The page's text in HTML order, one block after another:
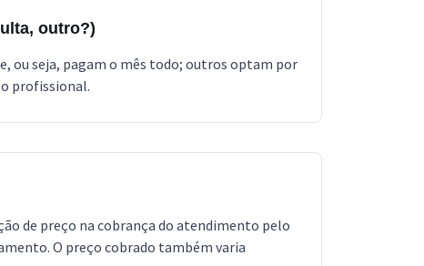
outro?)
ou seja, pagam o mês todo; outros optam por
o profissional.
de preço na cobrança do atendimento pelo
O preço cobrado também varia